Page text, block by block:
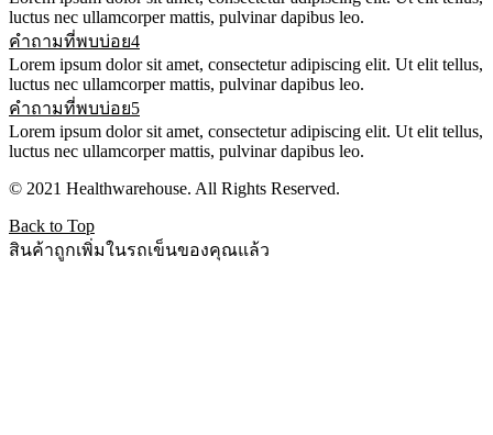
luctus nec ullamcorper mattis, pulvinar dapibus leo.
คำถามที่พบบ่อย4
Lorem ipsum dolor sit amet, consectetur adipiscing elit. Ut elit tellus,
luctus nec ullamcorper mattis, pulvinar dapibus leo.
คำถามที่พบบ่อย5
Lorem ipsum dolor sit amet, consectetur adipiscing elit. Ut elit tellus,
luctus nec ullamcorper mattis, pulvinar dapibus leo.
© 2021 Healthwarehouse. All Rights Reserved.
Back to Top
สินค้าถูกเพิ่มในรถเข็นของคุณแล้ว